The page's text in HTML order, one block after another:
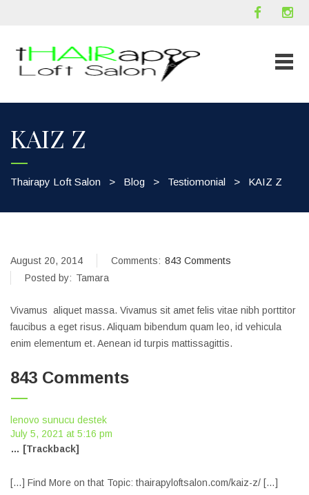
KAIZ Z
Thairapy Loft Salon > Blog > Testiomonial > KAIZ Z
August 20, 2014 Comments: 843 Comments
Posted by: Tamara
Vivamus aliquet massa. Vivamus sit amet felis vitae nibh porttitor
faucibus a eget risus. Aliquam bibendum quam leo, id vehicula
enim elementum et. Aenean id turpis mattissagittis.
843 Comments
lenovo sunucu destek
July 5, 2021 at 5:16 pm
… [Trackback]
[…] Find More on that Topic: thairapyloftsalon.com/kaiz-z/ […]